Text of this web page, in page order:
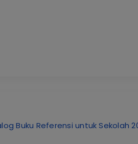
Buku Referensi untuk Sekolah